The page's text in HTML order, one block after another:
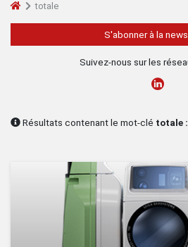
totale
S'abonner à la
Suivez-nous sur les
Résultats contenant le mot-clé totale :